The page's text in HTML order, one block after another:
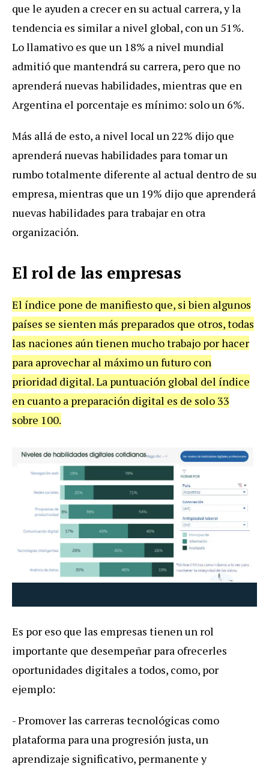
que le ayuden a crecer en su actual carrera, y la
tendencia es similar a nivel global, con un 51%.
Lo llamativo es que un 18% a nivel mundial
admitió que mantendrá su carrera, pero que no
aprenderá nuevas habilidades, mientras que en
Argentina el porcentaje es mínimo: solo un 6%.
Más allá de esto, a nivel local un 22% dijo que
aprenderá nuevas habilidades para tomar un
rumbo totalmente diferente al actual dentro de su
empresa, mientras que un 19% dijo que aprenderá
nuevas habilidades para trabajar en otra
organización.
El rol de las empresas
El índice pone de manifiesto que, si bien algunos
países se sienten más preparados que otros, todas
las naciones aún tienen mucho trabajo por hacer
para aprovechar al máximo un futuro con
prioridad digital. La puntuación global del índice
en cuanto a preparación digital es de solo 33
sobre 100.
Es por eso que las empresas tienen un rol
importante que desempeñar para ofrecerles
oportunidades digitales a todos, como, por
ejemplo:
- Promover las carreras tecnológicas como
plataforma para una progresión justa, un
aprendizaje significativo, permanente y